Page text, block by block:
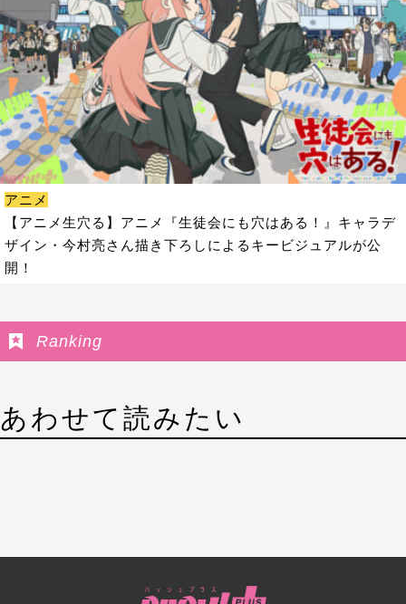
アニメ
【アニメ生穴る】アニメ『生徒会にも穴はある！』キャラデ
ザイン・今村亮さん描き下ろしによるキービジュアルが公
開！
Ranking
あわせて読みたい